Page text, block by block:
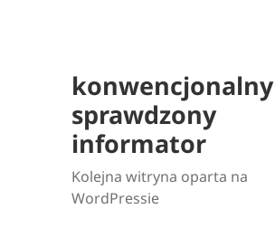
konwencjonalny
sprawdzony
informator
Kolejna witryna oparta na
WordPressie